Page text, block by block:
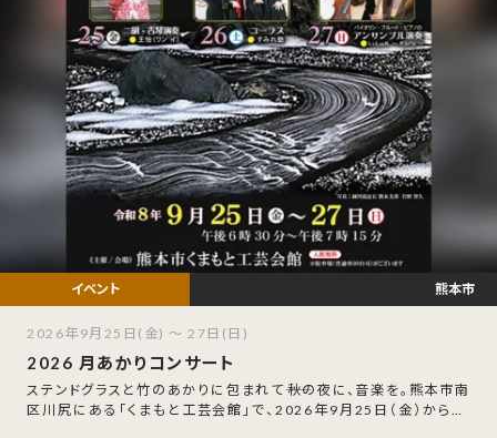
2026 月あかりコンサート
ステンドグラスと竹のあかりに包まれて――秋の夜に、音楽を。熊本市南
区川尻にある「くまもと工芸会館」で、2026年9月25日（金）から27
熊本市
2026年9月25日(金) ～ 27日(日)